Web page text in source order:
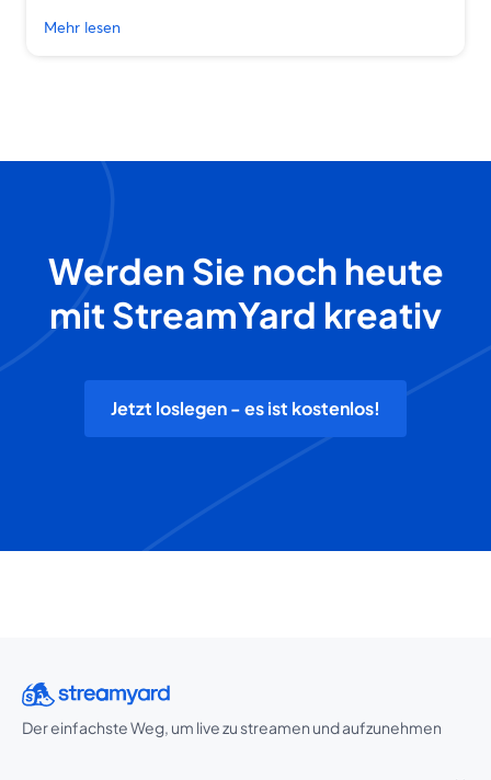
Mehr lesen
Werden Sie noch heute
mit StreamYard kreativ
Jetzt loslegen - es ist kostenlos!
Der einfachste Weg, um live zu streamen und aufzunehmen